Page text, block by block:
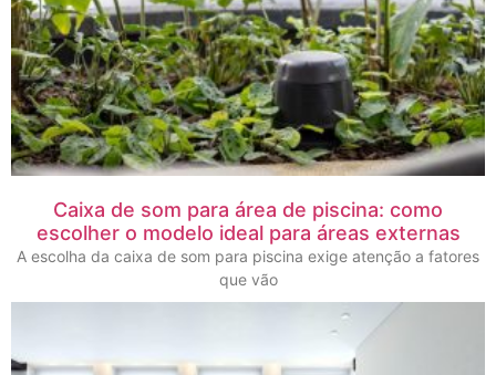
Caixa de som para área de piscina: como
escolher o modelo ideal para áreas externas
A escolha da caixa de som para piscina exige atenção a fatores
que vão